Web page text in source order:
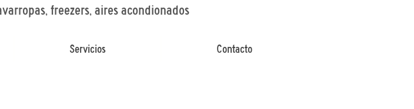
freezers, aires acondionados
Servicios Contacto